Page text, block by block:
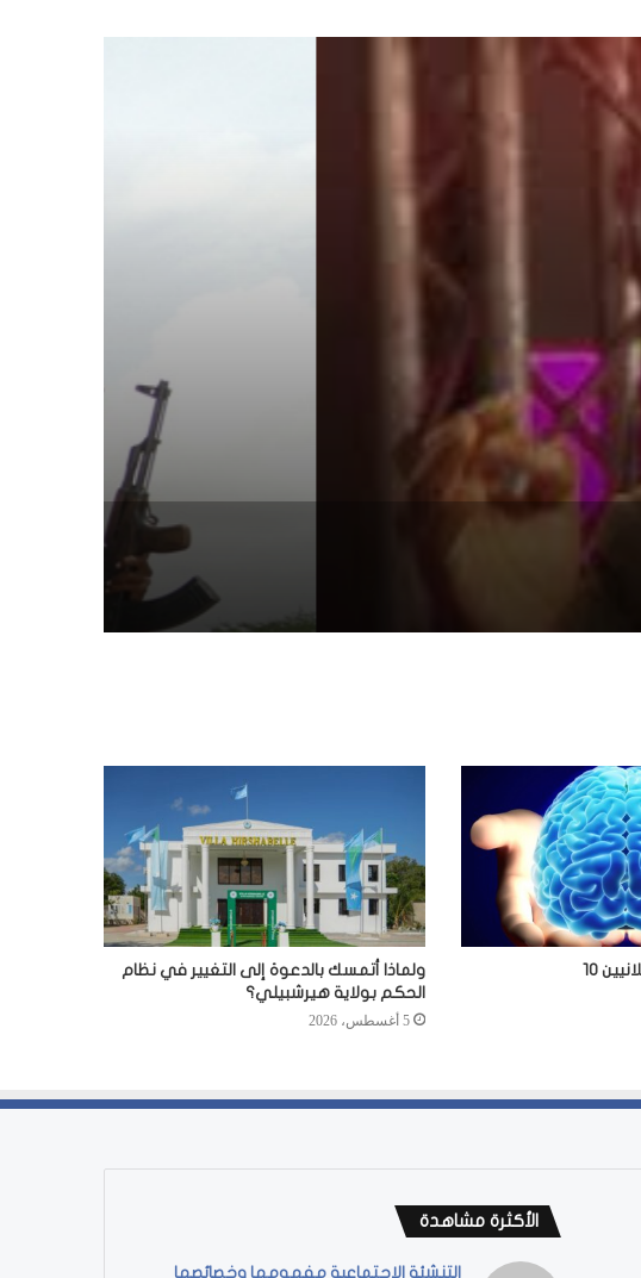
قتلنا أكثر من 18 مسلحا من
10
ولماذا أتمسك بالدعوة إلى التغيير في نظام
الحكم بولاية هيرشبيلي؟
5 أغسطس، 2026
الأكثرة مشاهدة
التنشئة الاجتماعية مفهومها وخصائصها